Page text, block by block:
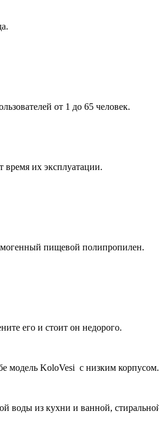
от 1 до 65 человек.
время их эксплуатации.
пищевой полипропилен.
его и стоит он недорого.
модель KoloVesi с низким корпусом.
воды из кухни и ванной,